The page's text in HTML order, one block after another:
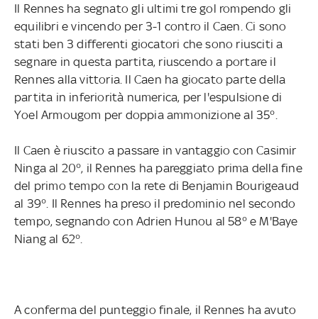
Il Rennes ha segnato gli ultimi tre gol rompendo gli
equilibri e vincendo per 3-1 contro il Caen. Ci sono
stati ben 3 differenti giocatori che sono riusciti a
segnare in questa partita, riuscendo a portare il
Rennes alla vittoria. Il Caen ha giocato parte della
partita in inferiorità numerica, per l'espulsione di
Yoel Armougom per doppia ammonizione al 35°.
Il Caen è riuscito a passare in vantaggio con Casimir
Ninga al 20°, il Rennes ha pareggiato prima della fine
del primo tempo con la rete di Benjamin Bourigeaud
al 39°. Il Rennes ha preso il predominio nel secondo
tempo, segnando con Adrien Hunou al 58° e M'Baye
Niang al 62°.
A conferma del punteggio finale, il Rennes ha avuto